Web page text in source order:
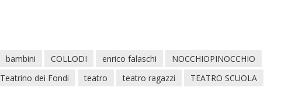
bambini COLLODI enrico falaschi
NOCCHIOPINOCCHIO
Teatrino dei Fondi teatro teatro ragazzi
TEATRO SCUOLA